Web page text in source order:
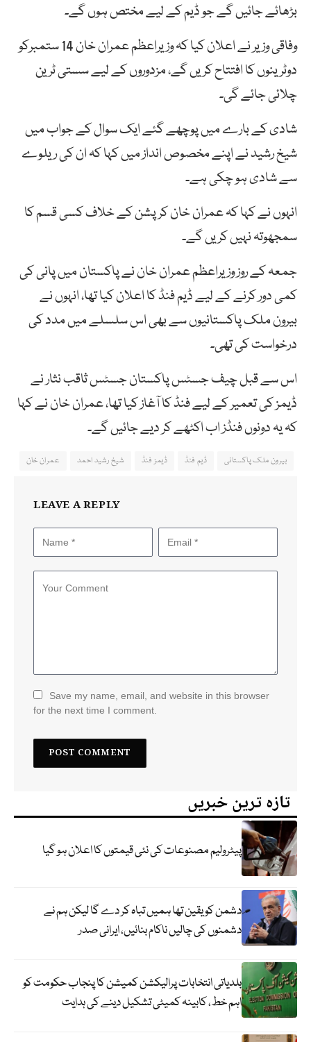
بڑھائے جائیں گے جو ڈیم کے لیے مختص ہوں گے۔
وفاقی وزیر نے اعلان کیا کہ وزیراعظم عمران خان 14 ستمبرکو
دوٹرینوں کا افتتاح کریں گے، مزدوروں کے لیے سستی ٹرین
چلائی جائے گی۔
شادی کے بارے میں پوچھے گئے ایک سوال کے جواب میں
شیخ رشید نے اپنے مخصوص انداز میں کہا کہ ان کی ریلوے
سے شادی ہو چکی ہے۔
انہوں نے کہا کہ عمران خان کرپشن کے خلاف کسی قسم کا
سمجھوتہ نہیں کریں گے۔
جمعہ کے روز وزیراعظم عمران خان نے پاکستان میں پانی کی
کمی دور کرنے کے لیے ڈیم فنڈ کا اعلان کیا تھا، انہوں نے
بیرون ملک پاکستانیوں سے بھی اس سلسلے میں مدد کی
درخواست کی تھی۔
اس سے قبل چیف جسٹس پاکستان جسٹس ثاقب نثار نے
ڈیمز کی تعمیر کے لیے فنڈ کا آغاز کیا تھا، عمران خان نے کہا
کہ یہ دونوں فنڈز اب اکٹھے کر دیے جائیں گے۔
بیرون ملک پاکستانی ڈیم فنڈ ڈیمز فنڈ شیخ رشید احمد عمران خان
LEAVE A REPLY
Save my name, email, and website in this browser
for the next time I comment.
تازہ ترین خبریں
پیٹرولیم مصنوعات کی نئی قیمتوں کا اعلان ہو گیا
دشمن کو یقین تھا ہمیں تباہ کر دے گا لیکن ہم نے
دشمنوں کی چالیں ناکام بنائیں، ایرانی صدر
بلدیاتی انتخابات پرالیکشن کمیشن کا پنجاب حکومت کو
اہم خط، کابینہ کمیٹی تشکیل دینے کی ہدایت